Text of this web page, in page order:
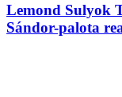
Lemond Sulyok
Sándor-palota